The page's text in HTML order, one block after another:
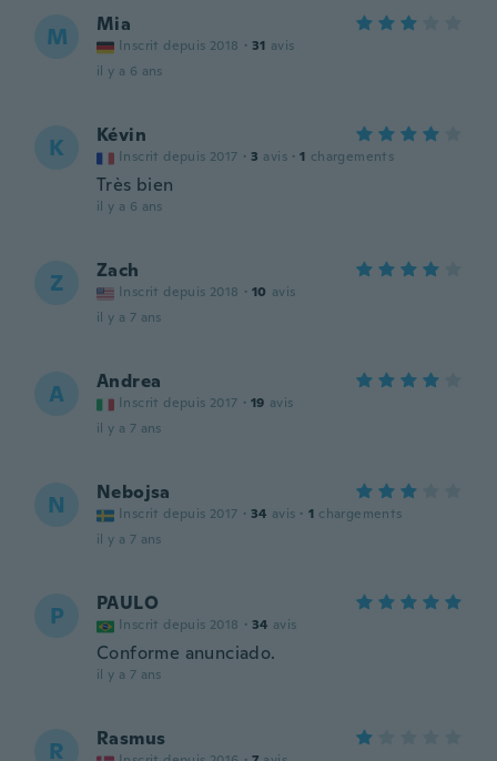
M Mia
Inscrit depuis 2018 · 31 avis
il y a 6 ans
K Kévin
Inscrit depuis 2017 · 3 avis · 1 chargements
Très bien
il y a 6 ans
Z Zach
Inscrit depuis 2018 · 10 avis
il y a 7 ans
A Andrea
Inscrit depuis 2017 · 19 avis
il y a 7 ans
N Nebojsa
Inscrit depuis 2017 · 34 avis · 1 chargements
il y a 7 ans
P PAULO
Inscrit depuis 2018 · 34 avis
Conforme anunciado.
il y a 7 ans
R Rasmus